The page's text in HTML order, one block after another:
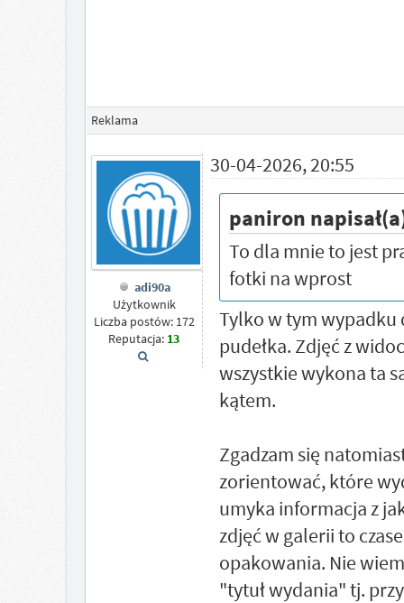
Reklama
adi90a
Użytkownik
Liczba postów: 172
Reputacja: 13
30-04-2026, 20:55
paniron
To dla mnie to jest
fotki na wprost
Tylko w tym wypadku
pudełka. Zdjęć z
wszystkie wykona ta
kątem.
Zgadzam się
zorientować, które
umyka informacja z
zdjęć w galerii to
opakowania. Nie
"tytuł wydania" tj.